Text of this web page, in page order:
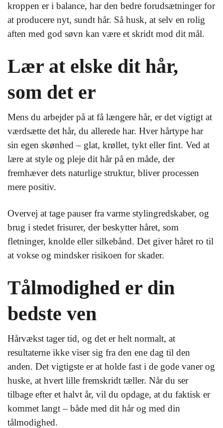
kroppen er i balance, har den bedre forudsætninger for
at producere nyt, sundt hår. Så husk, at selv en rolig
aften med god søvn kan være et skridt mod dit mål.
Lær at elske dit hår,
som det er
Mens du arbejder på at få længere hår, er det vigtigt at
værdsætte det hår, du allerede har. Hver hårtype har
sin egen skønhed – glat, krøllet, tykt eller fint. Ved at
lære at style og pleje dit hår på en måde, der
fremhæver dets naturlige struktur, bliver processen
mere positiv.
Overvej at tage pauser fra varme stylingredskaber, og
brug i stedet frisurer, der beskytter håret, som
fletninger, knolde eller silkebånd. Det giver håret ro til
at vokse og mindsker risikoen for skader.
Tålmodighed er din
bedste ven
Hårvækst tager tid, og det er helt normalt, at
resultaterne ikke viser sig fra den ene dag til den
anden. Det vigtigste er at holde fast i de gode vaner og
huske, at hvert lille fremskridt tæller. Når du ser
tilbage efter et halvt år, vil du opdage, at du faktisk er
kommet langt – både med dit hår og med din
tålmodighed.